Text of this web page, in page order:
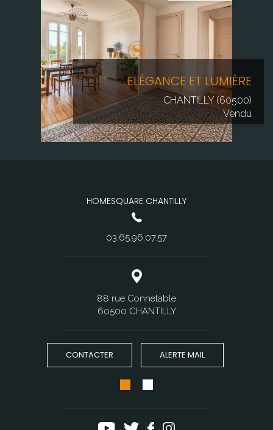
ELÉGANCE ET LUMIÈRE
CHANTILLY (60500)
Vendu
HOMESQUARE CHANTILLY
03.65.96.07.57
88 rue Connetable
60500 CHANTILLY
CONTACTER ALERTE MAIL